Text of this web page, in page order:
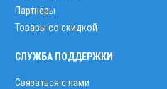
Партнёры
Товары со скидкой
СЛУЖБА ПОДДЕРЖКИ
Связаться с нами